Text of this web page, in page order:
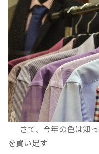
さて、今年の色は知っ
を買い足す